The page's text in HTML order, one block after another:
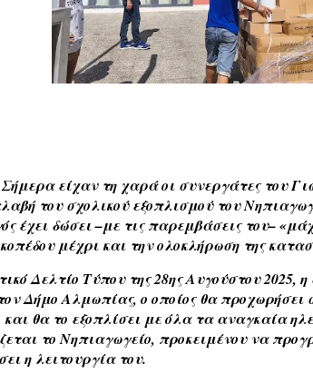
Σήμερα είχαν τη χαρά οι συνεργάτες του
του σχολικού εξοπλισμού του
έχει δώσει –με τις παρεμβάσεις του–
μέχρι και την ολοκλήρωση της
Δελτίο Τύπου της 28ης Αυγούστου 2025, η
Δήμο Αλμωπίας, ο οποίος θα προχωρήσει
και θα το εξοπλίσει με όλα τα αναγκαία
το Νηπιαγωγείο, προκειμένου να
η λειτουργία του.